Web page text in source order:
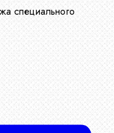
специального